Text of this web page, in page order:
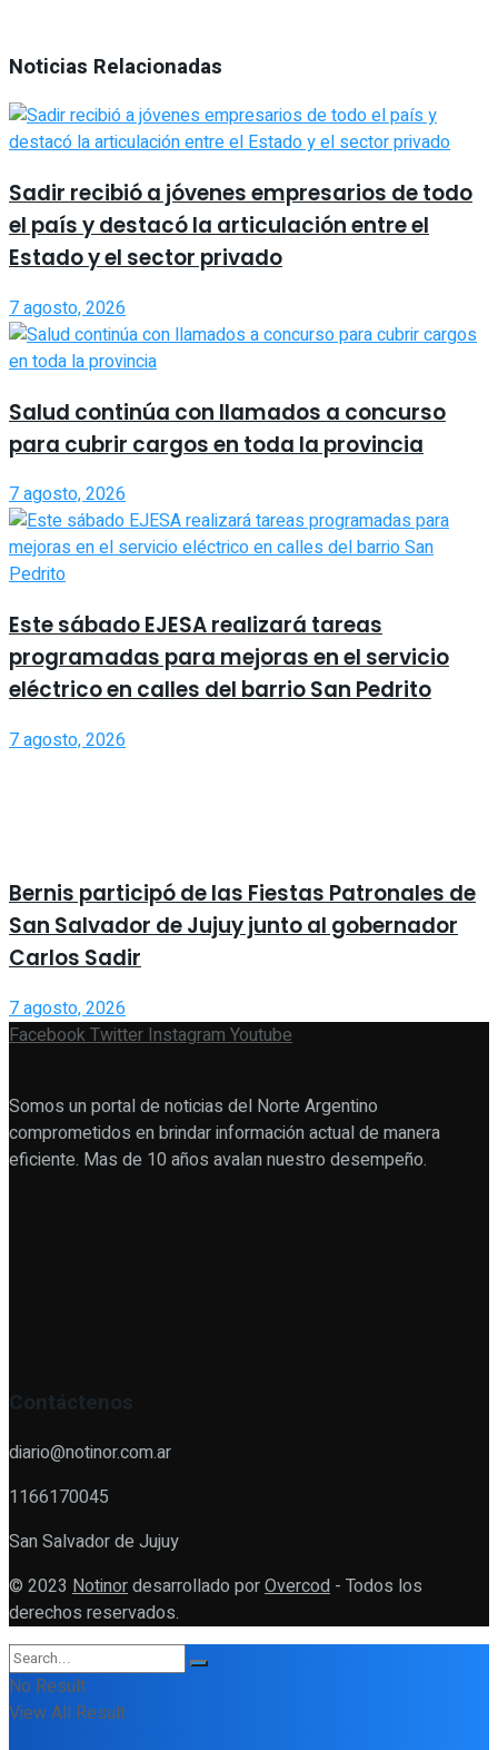
Noticias Relacionadas
Sadir recibió a jóvenes empresarios de todo
el país y destacó la articulación entre el
Estado y el sector privado
7 agosto, 2026
Salud continúa con llamados a concurso
para cubrir cargos en toda la provincia
7 agosto, 2026
Este sábado EJESA realizará tareas
programadas para mejoras en el servicio
eléctrico en calles del barrio San Pedrito
7 agosto, 2026
Bernis participó de las Fiestas Patronales de
San Salvador de Jujuy junto al gobernador
Carlos Sadir
7 agosto, 2026
FacebookTwitterInstagramYoutube
Somos un portal de noticias del Norte Argentino
comprometidos en brindar información actual de manera
eficiente. Mas de 10 años avalan nuestro desempeño.
Contáctenos
diario@notinor.com.ar
1166170045
San Salvador de Jujuy
© 2023 Notinordesarrollado porOvercod - Todos los
derechos reservados.
No Result
View All Result